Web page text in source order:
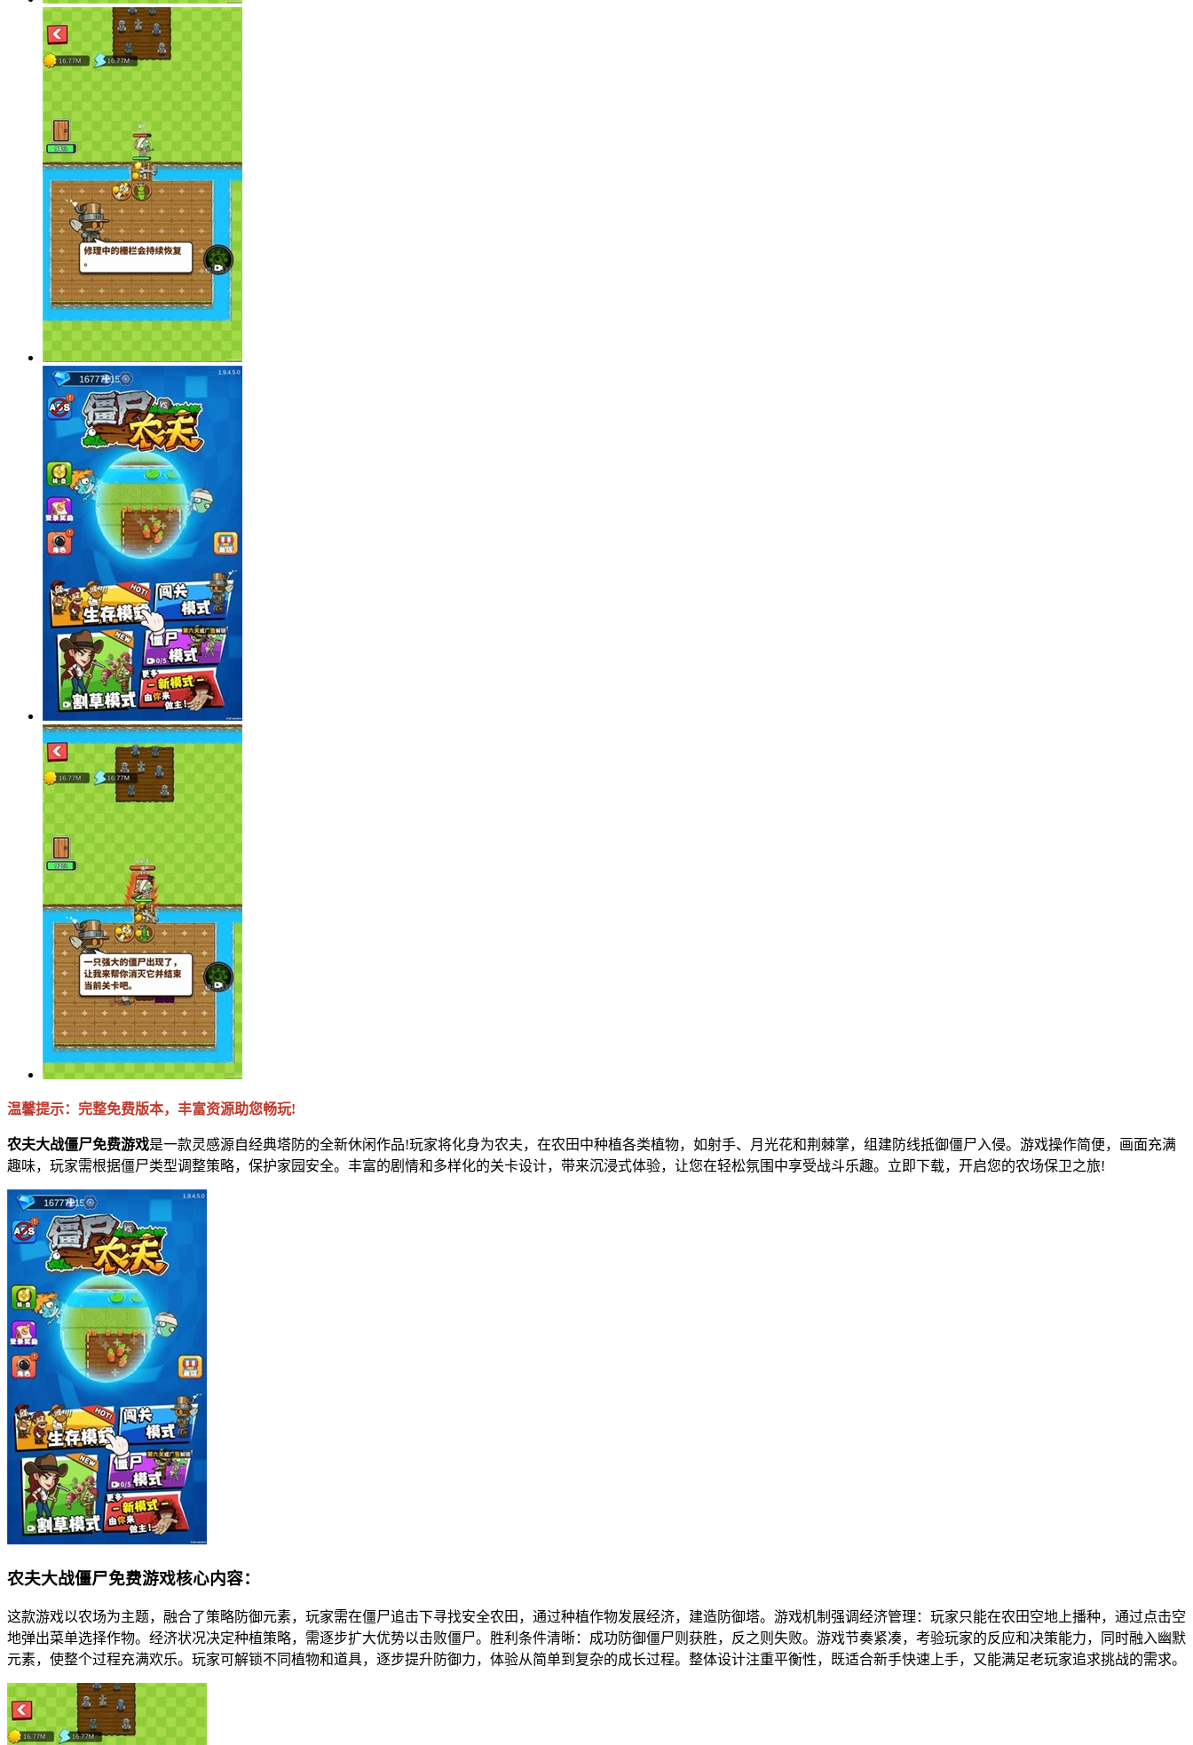
温馨提示：完整免费版本，丰富资源助您畅玩!
农夫大战僵尸免费游戏是一款灵感源自经典塔防的全新休闲作品!玩家将化身为农夫，在农田中种植各类植物，如射手、月光花和荆棘掌，组建防线抵御僵尸入侵。游戏操作简便，画面充满
趣味，玩家需根据僵尸类型调整策略，保护家园安全。丰富的剧情和多样化的关卡设计，带来沉浸式体验，让您在轻松氛围中享受战斗乐趣。立即下载，开启您的农场保卫之旅!
农夫大战僵尸免费游戏核心内容：
这款游戏以农场为主题，融合了策略防御元素，玩家需在僵尸追击下寻找安全农田，通过种植作物发展经济，建造防御塔。游戏机制强调经济管理：玩家只能在农田空地上播种，通过点击空
地弹出菜单选择作物。经济状况决定种植策略，需逐步扩大优势以击败僵尸。胜利条件清晰：成功防御僵尸则获胜，反之则失败。游戏节奏紧凑，考验玩家的反应和决策能力，同时融入幽默
元素，使整个过程充满欢乐。玩家可解锁不同植物和道具，逐步提升防御力，体验从简单到复杂的成长过程。整体设计注重平衡性，既适合新手快速上手，又能满足老玩家追求挑战的需求。